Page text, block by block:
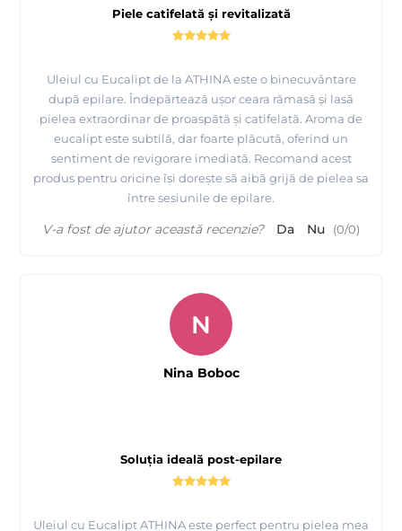
Piele catifelată și revitalizată
Uleiul cu Eucalipt de la ATHINA este o binecuvântare
după epilare. Îndepărtează ușor ceara rămasă și lasă
pielea extraordinar de proaspătă și catifelată. Aroma de
eucalipt este subtilă, dar foarte plăcută, oferind un
sentiment de revigorare imediată. Recomand acest
produs pentru oricine își dorește să aibă grijă de pielea sa
între sesiunile de epilare.
V-a fost de ajutor această recenzie? Da Nu (0/0)
Soluția ideală post-epilare
Uleiul cu Eucalipt ATHINA este perfect pentru pielea mea
N
Nina Boboc